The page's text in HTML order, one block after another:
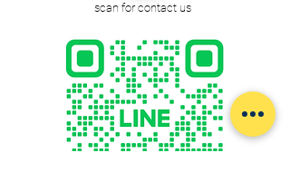
scan for contact us